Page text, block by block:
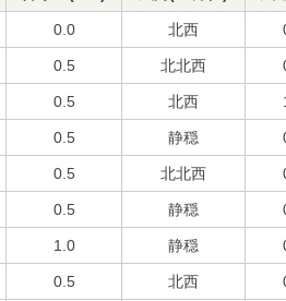
0.0 北西
0.5 北北西
0.5 北西
0.5 静穏
0.5 北北西
0.5 静穏
1.0 静穏
0.5 北西